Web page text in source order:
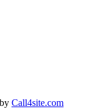
Call4site.com